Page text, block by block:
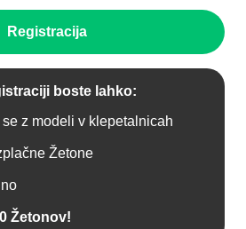
Registracija
boste lahko:
z modeli v klepetalnicah
Žetone
Žetonov!